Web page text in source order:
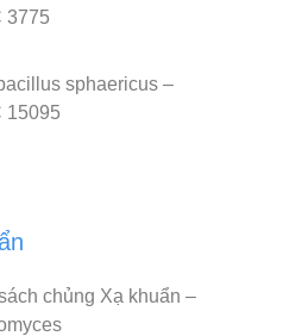
3775
sphaericus –
15095
chủng Xạ khuẩn –